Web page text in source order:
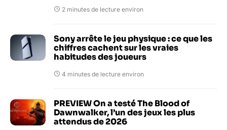
2 minutes de lecture environ
Sony arrête le jeu physique : ce que les
chiffres cachent sur les vraies
habitudes des joueurs
4 minutes de lecture environ
PREVIEW On a testé The Blood of
Dawnwalker, l’un des jeux les plus
attendus de 2026